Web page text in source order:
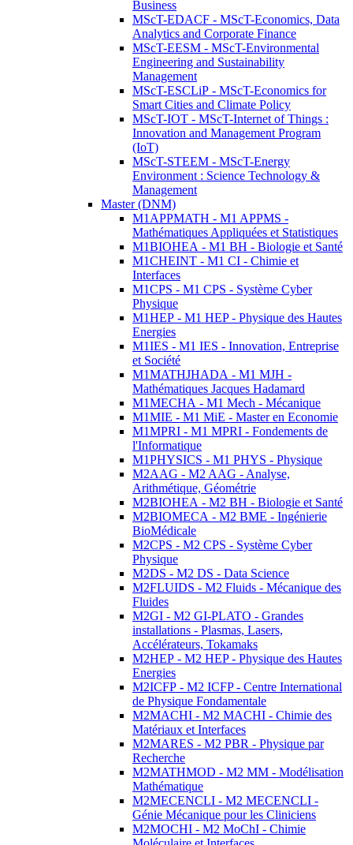
Business
MScT-EDACF - MScT-Economics, Data
Analytics and Corporate Finance
MScT-EESM - MScT-Environmental
Engineering and Sustainability
Management
MScT-ESCLiP - MScT-Economics for
Smart Cities and Climate Policy
MScT-IOT - MScT-Internet of Things :
Innovation and Management Program
(IoT)
MScT-STEEM - MScT-Energy
Environment : Science Technology &
Management
Master (DNM)
M1APPMATH - M1 APPMS -
Mathématiques Appliquées et Statistiques
M1BIOHEA - M1 BH - Biologie et Santé
M1CHEINT - M1 CI - Chimie et
Interfaces
M1CPS - M1 CPS - Système Cyber
Physique
M1HEP - M1 HEP - Physique des Hautes
Energies
M1IES - M1 IES - Innovation, Entreprise
et Société
M1MATHJHADA - M1 MJH -
Mathématiques Jacques Hadamard
M1MECHA - M1 Mech - Mécanique
M1MIE - M1 MiE - Master en Economie
M1MPRI - M1 MPRI - Fondements de
l'Informatique
M1PHYSICS - M1 PHYS - Physique
M2AAG - M2 AAG - Analyse,
Arithmétique, Géométrie
M2BIOHEA - M2 BH - Biologie et Santé
M2BIOMECA - M2 BME - Ingénierie
BioMédicale
M2CPS - M2 CPS - Système Cyber
Physique
M2DS - M2 DS - Data Science
M2FLUIDS - M2 Fluids - Mécanique des
Fluides
M2GI - M2 GI-PLATO - Grandes
installations - Plasmas, Lasers,
Accélérateurs, Tokamaks
M2HEP - M2 HEP - Physique des Hautes
Energies
M2ICFP - M2 ICFP - Centre International
de Physique Fondamentale
M2MACHI - M2 MACHI - Chimie des
Matériaux et Interfaces
M2MARES - M2 PBR - Physique par
Recherche
M2MATHMOD - M2 MM - Modélisation
Mathématique
M2MECENCLI - M2 MECENCLI -
Génie Mécanique pour les Cliniciens
M2MOCHI - M2 MoChI - Chimie